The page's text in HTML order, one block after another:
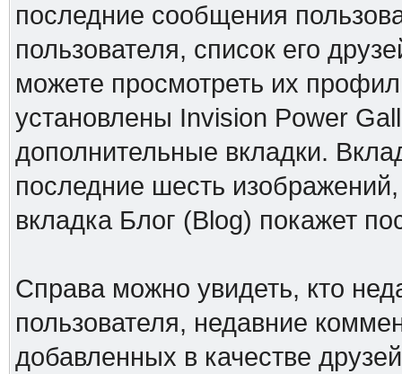
последние сообщения
пользователя, список его
можете просмотреть их
установлены Invision Power
дополнительные вкладки.
последние шесть
вкладка Блог (Blog) покажет
Справа можно увидеть, кто
пользователя, недавние
добавленных в качестве